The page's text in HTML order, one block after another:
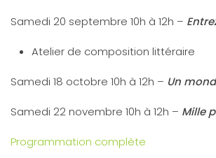
Samedi 20 septembre 10h à 12h –
Atelier de composition littéraire
Samedi 18 octobre 10h à 12h – Un
Samedi 22 novembre 10h à 12h – Mille
Programmation complète